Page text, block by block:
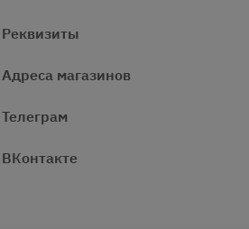
Реквизиты
Адреса магазинов
Телеграм
ВКонтакте